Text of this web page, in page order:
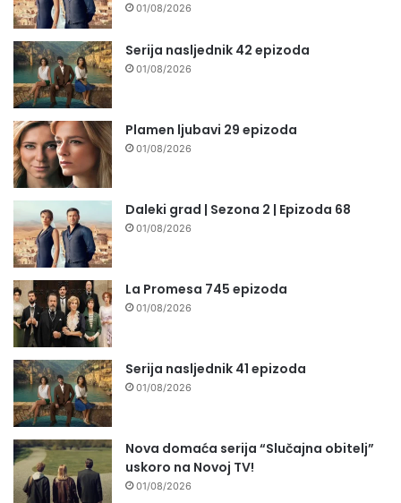
01/08/2026
Serija nasljednik 42 epizoda
01/08/2026
Plamen ljubavi 29 epizoda
01/08/2026
Daleki grad | Sezona 2 | Epizoda 68
01/08/2026
La Promesa 745 epizoda
01/08/2026
Serija nasljednik 41 epizoda
01/08/2026
Nova domaća serija “Slučajna obitelj”
uskoro na Novoj TV!
01/08/2026